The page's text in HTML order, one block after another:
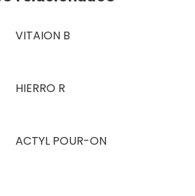
VITAION B
HIERRO R
ACTYL POUR-ON